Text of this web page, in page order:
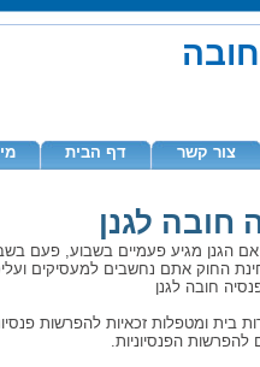
צור קשר דף הבית
חובה לגנן
הגנן מגיע פעמיים בשבוע, פעם
החוק אתם נחשבים למעסיקים
חובה לגנן
בית ומטפלות זכאיות להפרשות
להפרשות הפנסיוניות.